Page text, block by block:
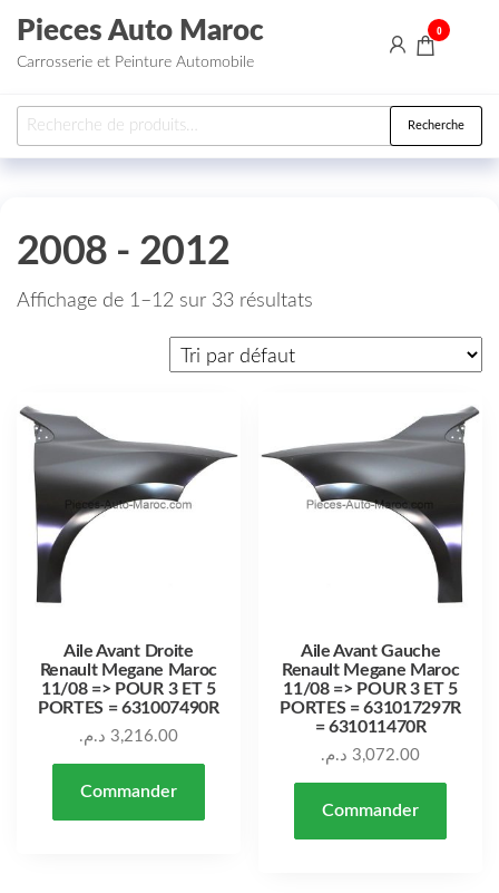
Aller au contenu
Pieces Auto Maroc
Carrosserie et Peinture Automobile
0
Recherche pour : Recherche
2008 - 2012
Affichage de 1–12 sur 33 résultats
Aile Avant Droite
Renault Megane Maroc
11/08 => POUR 3 ET 5
PORTES = 631007490R
3,216.00 د.م.
Commander
Aile Avant Gauche
Renault Megane Maroc
11/08 => POUR 3 ET 5
PORTES = 631017297R
= 631011470R
3,072.00 د.م.
Commander